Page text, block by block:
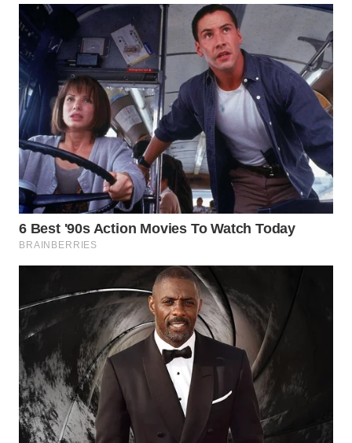
PADANG
WN
SUMEDANG
WN
CIANJUR
WN
KEPULAUAN
SERIBU
BINJAI
WN
CIREBON
WN